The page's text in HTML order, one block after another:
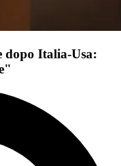
dopo Italia-Usa: